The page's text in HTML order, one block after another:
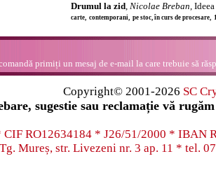
Drumul la zid, Nicolae Breban,
carte, contemporani, pe stoc, în curs de
primiți un mesaj de e-mail la care trebuie să
Copyright© 2001-2026 SC
sugestie sau reclamație vă
CIF RO12634184 * J26/51/2000 * IBAN
Mureș, str. Livezeni nr. 3 ap. 11 * tel.